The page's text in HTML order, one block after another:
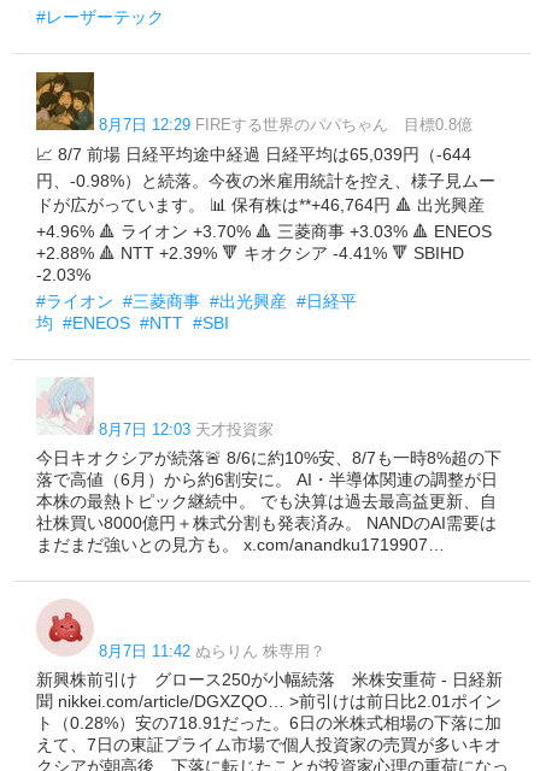
#レーザーテック
8月7日 12:29 FIREする世界のパパちゃん 目標0.8億
📈 8/7 前場 日経平均途中経過 日経平均は65,039円（-644
円、-0.98%）と続落。今夜の米雇用統計を控え、様子見ムー
ドが広がっています。 📊 保有株は**+46,764円 🔺 出光興産
+4.96% 🔺 ライオン +3.70% 🔺 三菱商事 +3.03% 🔺 ENEOS
+2.88% 🔺 NTT +2.39% 🔻 キオクシア -4.41% 🔻 SBIHD
-2.03%
#ライオン #三菱商事 #出光興産 #日経平
均 #ENEOS #NTT #SBI
8月7日 12:03 天才投資家
今日キオクシアが続落🚨 8/6に約10%安、8/7も一時8%超の下
落で高値（6月）から約6割安に。 AI・半導体関連の調整が日
本株の最熱トピック継続中。 でも決算は過去最高益更新、自
社株買い8000億円＋株式分割も発表済み。 NANDのAI需要は
まだまだ強いとの見方も。 x.com/anandku1719907…
8月7日 11:42 ぬらりん 株専用？
新興株前引け グロース250が小幅続落 米株安重荷 - 日経新
聞 nikkei.com/article/DGXZQO… >前引けは前日比2.01ポイン
ト（0.28%）安の718.91だった。6日の米株式相場の下落に加
えて、7日の東証プライム市場で個人投資家の売買が多いキオ
クシアが朝高後、下落に転じたことが投資家心理の重荷になっ